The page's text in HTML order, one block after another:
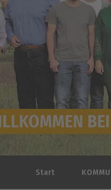
Start